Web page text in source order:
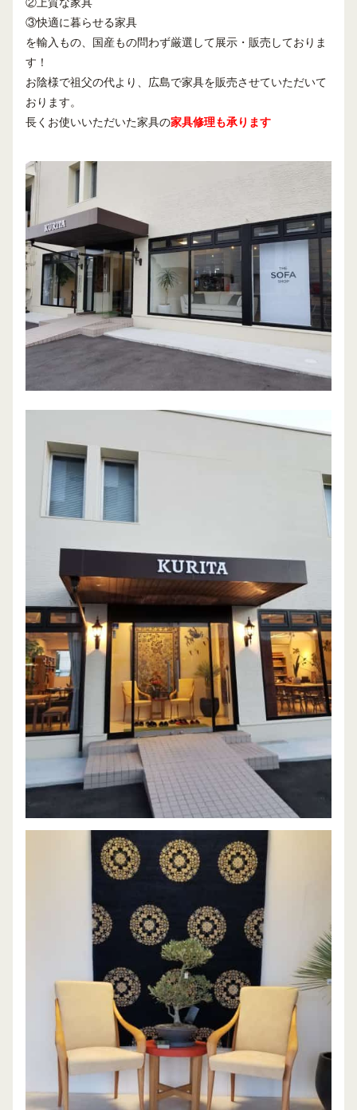
③快適に暮らせる家具
を輸入もの、国産もの問わず厳選して展示・販売しておりま
す！
お陰様で祖父の代より、広島で家具を販売させていただいて
おります。
長くお使いいただいた家具の家具修理も承ります